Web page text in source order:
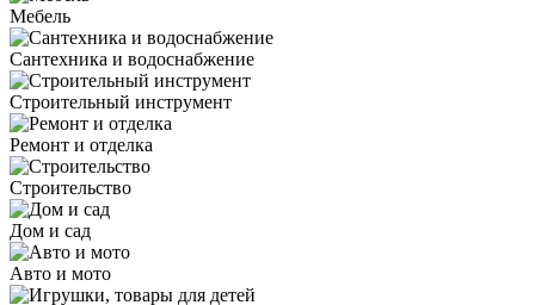
Мебель
Сантехника и водоснабжение
Строительный инструмент
Ремонт и отделка
Строительство
Дом и сад
Авто и мото